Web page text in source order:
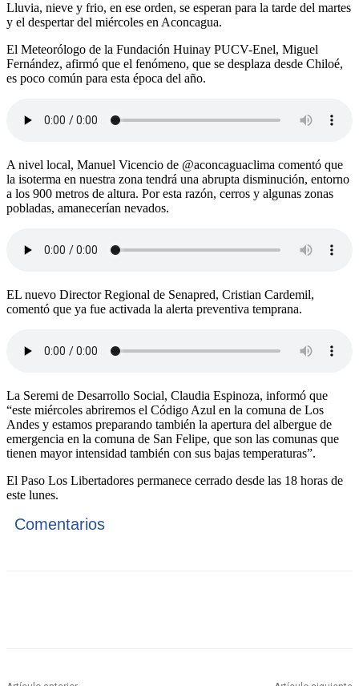
Lluvia, nieve y frio, en ese orden, se esperan para la tarde del martes
y el despertar del miércoles en Aconcagua.
El Meteorólogo de la Fundación Huinay PUCV-Enel, Miguel
Fernández, afirmó que el fenómeno, que se desplaza desde Chiloé,
es poco común para esta época del año.
A nivel local, Manuel Vicencio de @aconcaguaclima comentó que
la isoterma en nuestra zona tendrá una abrupta disminución, entorno
a los 900 metros de altura. Por esta razón, cerros y algunas zonas
pobladas, amanecerían nevados.
EL nuevo Director Regional de Senapred, Cristian Cardemil,
comentó que ya fue activada la alerta preventiva temprana.
La Seremi de Desarrollo Social, Claudia Espinoza, informó que
“este miércoles abriremos el Código Azul en la comuna de Los
Andes y estamos preparando también la apertura del albergue de
emergencia en la comuna de San Felipe, que son las comunas que
tienen mayor intensidad también con sus bajas temperaturas”.
El Paso Los Libertadores permanece cerrado desde las 18 horas de
este lunes.
Comentarios